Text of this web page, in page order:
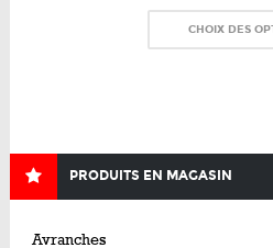
CHOIX DES
PRODUITS EN MAGASIN
Avranches